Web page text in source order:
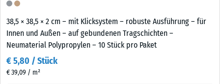
38,5 × 38,5 × 2 cm – mit Klicksystem – robuste Ausführung – für
Innen und Außen – auf gebundenen Tragschichten –
Neumaterial Polypropylen – 10 Stück pro Paket
€ 5,80 / Stück
€ 39,09 / m²